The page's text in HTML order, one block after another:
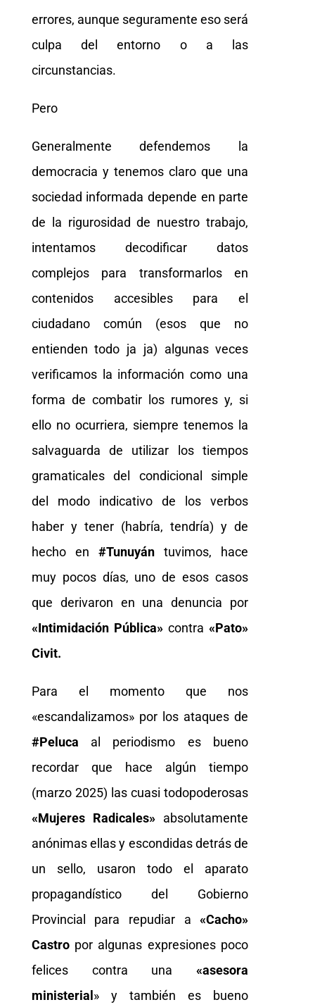
errores, aunque seguramente eso será
culpa del entorno o a las
circunstancias.
Pero
Generalmente defendemos la
democracia y tenemos claro que una
sociedad informada depende en parte
de la rigurosidad de nuestro trabajo,
intentamos decodificar datos
complejos para transformarlos en
contenidos accesibles para el
ciudadano común (esos que no
entienden todo ja ja) algunas veces
verificamos la información como una
forma de combatir los rumores y, si
ello no ocurriera, siempre tenemos la
salvaguarda de utilizar los tiempos
gramaticales del condicional simple
del modo indicativo de los verbos
haber y tener (habría, tendría) y de
hecho en #Tunuyántuvimos, hace
muy pocos días, uno de esos casos
que derivaron en una denuncia por
«Intimidación Pública»contra«Pato»
Civit.
Para el momento que nos
«escandalizamos» por los ataques de
#Peluca al periodismo es bueno
recordar que hace algún tiempo
(marzo 2025) las cuasi todopoderosas
«Mujeres Radicales» absolutamente
anónimas ellas y escondidas detrás de
un sello, usaron todo el aparato
propagandístico del Gobierno
Provincial para repudiar a«Cacho»
Castropor algunas expresiones poco
felices contra una «asesora
ministerial » y también es bueno